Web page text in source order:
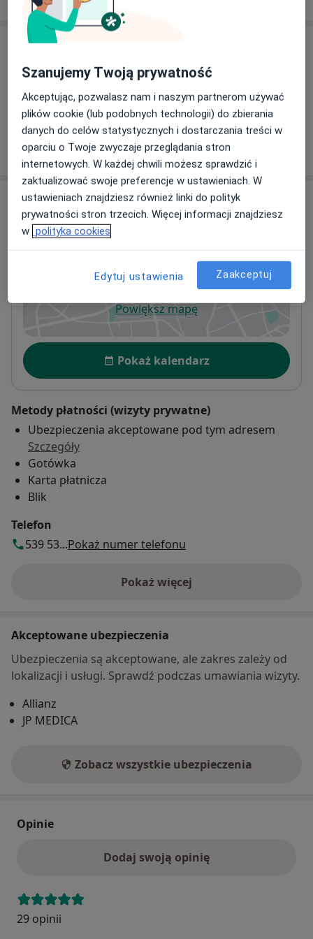
Usługi i ceny
Konsultacja fizjoterapeutyczna
200 zł Szczegóły
W jaki sposób ustalane są ceny?
Adres
HSM Clinic Podgórze
Powiększ mapęotwiera się w nowej karcie
Dostępność
Pokaż kalendarz
Metody płatności (wizyty prywatne)
Ubezpieczenia akceptowane pod tym adresem
Szczegóły
Gotówka
Karta płatnicza
Blik
Telefon
539 53...Pokaż numer telefonu
Pokaż więcej
o adresie
Akceptowane ubezpieczenia
Ubezpieczenia są akceptowane, ale zakres zależy od
lokalizacji i usługi. Sprawdź podczas umawiania wizyty.
Allianz
JP MEDICA
Zobacz wszystkie ubezpieczenia
Opinie
Dodaj swoją opinię
29 opinii
Szanujemy Twoją prywatność
Akceptując, pozwalasz nam i naszym partnerom używać
plików cookie (lub podobnych technologii) do zbierania
danych do celów statystycznych i dostarczania treści w
oparciu o Twoje zwyczaje przeglądania stron
internetowych. W każdej chwili możesz sprawdzić i
zaktualizować swoje preferencje w ustawieniach. W
ustawieniach znajdziesz również linki do polityk
prywatności stron trzecich. Więcej informacji znajdziesz
w polityka cookies
Edytuj ustawienia Zaakceptuj